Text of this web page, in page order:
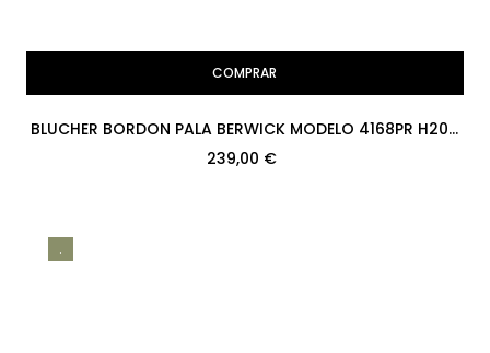
COMPRAR
BLUCHER BORDON PALA BERWICK MODELO 4168PR H207
ROIS CORDOBAN PISO...
239,00 €
.